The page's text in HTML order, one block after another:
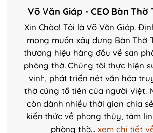
Võ Văn Giáp - CEO Bàn Thờ
Xin Chào! Tôi là Võ Văn Giáp.
mong muốn xây dựng Bàn Thờ
thương hiệu hàng đầu về sản
phòng thờ. Chúng tôi thực hiện
vinh, phát triển nét văn hóa
thờ cúng tổ tiên của người Việt.
còn dành nhiều thời gian chia
kiến thức về phong thủy, tâm
phòng thờ... xem chi tiết